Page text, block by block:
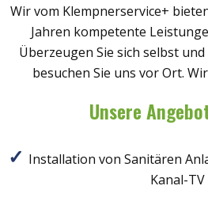
Wir vom Klempnerservice+
Jahren kompetente
Überzeugen Sie sich selbst
besuchen Sie uns vor Ort.
Unsere
Installation von Sanitären
Kanal-TV